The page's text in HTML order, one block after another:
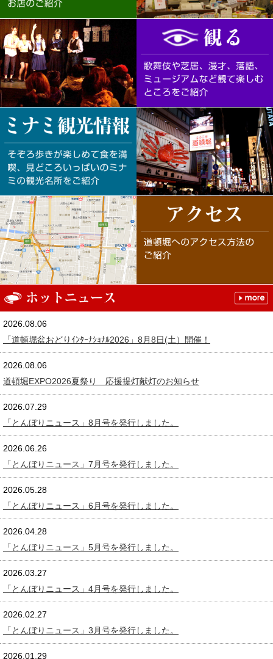
2026.08.06
「道頓堀盆おどりｲﾝﾀｰﾅｼｮﾅﾙ2026」8月8日(土）開催！
2026.08.06
道頓堀EXPO2026夏祭り 応援提灯献灯のお知らせ
2026.07.29
「とんぼりニュース」8月号を発行しました。
2026.06.26
「とんぼりニュース」7月号を発行しました。
2026.05.28
「とんぼりニュース」6月号を発行しました。
2026.04.28
「とんぼりニュース」5月号を発行しました。
2026.03.27
「とんぼりニュース」4月号を発行しました。
2026.02.27
「とんぼりニュース」3月号を発行しました。
2026.01.29